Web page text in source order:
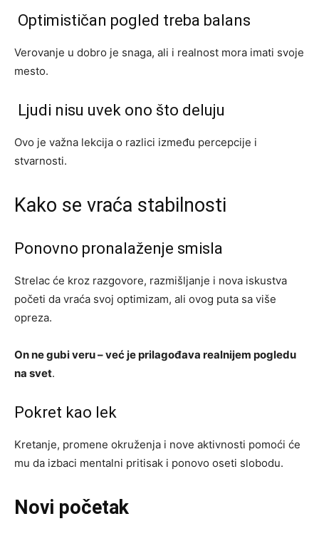
Optimističan pogled treba balans
Verovanje u dobro je snaga, ali i realnost mora imati svoje
mesto.
Ljudi nisu uvek ono što deluju
Ovo je važna lekcija o razlici između percepcije i
stvarnosti.
Kako se vraća stabilnosti
Ponovno pronalaženje smisla
Strelac će kroz razgovore, razmišljanje i nova iskustva
početi da vraća svoj optimizam, ali ovog puta sa više
opreza.
On ne gubi veru – već je prilagođava realnijem pogledu
na svet.
Pokret kao lek
Kretanje, promene okruženja i nove aktivnosti pomoći će
mu da izbaci mentalni pritisak i ponovo oseti slobodu.
Novi početak